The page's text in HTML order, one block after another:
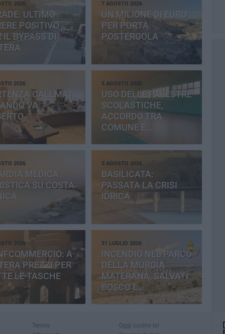
2026
ULTIMO
POSITIVO
IL BYPASS DI
7 AGOSTO 2026
UN MILIONE DI EURO
PER PORTA
POSTERGOLA
2026
CALLMAT,
VA
5 AGOSTO 2026
USO DELLE PALESTRE
SCOLASTICHE,
ACCORDO TRA
COMUNE E
PROVINCIA
2026
MEDICA
SU COSTA
3 AGOSTO 2026
BASILICATA:
PASSATA LA CRISI
IDRICA
2026
A
PREZZI PER
LE TASCHE
31 LUGLIO 2026
INCENDIO NEL PARCO
DELLA MURGIA
MATERANA, SALVATI
BOSCO E
CEMENTERIA
Tennis
Oggi cucino io!